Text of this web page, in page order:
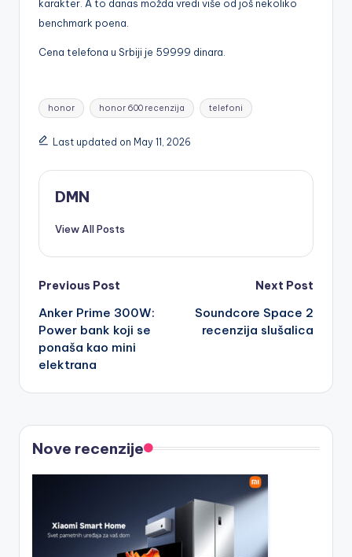
karakter. A to danas možda vredi više od još nekoliko
benchmark poena.
Cena telefona u Srbiji je 59999 dinara.
Tags:
honor honor 600 recenzija telefoni
Last updated on May 11, 2026
DMN
View All Posts
Post
navigation
Previous Post
Anker Prime 300W:
Power bank koji se
ponaša kao mini
elektrana
Next Post
Soundcore Space 2
recenzija slušalica
Nove recenzije